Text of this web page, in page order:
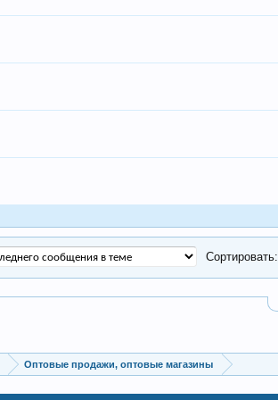
Сортировать:
Оптовые продажи, оптовые магазины